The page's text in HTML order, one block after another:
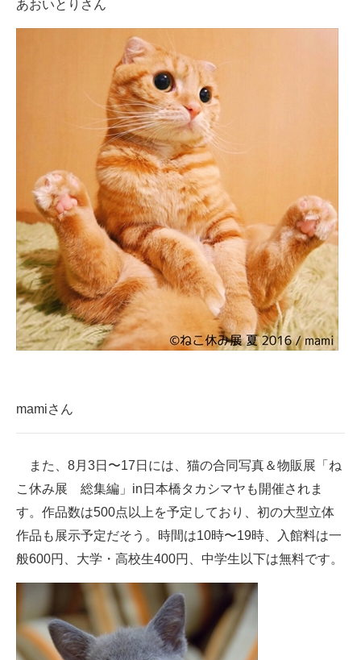
あおいとりさん
mamiさん
また、8月3日〜17日には、猫の合同写真＆物販展「ね
こ休み展 総集編」in日本橋タカシマヤも開催されま
す。作品数は500点以上を予定しており、初の大型立体
作品も展示予定だそう。時間は10時〜19時、入館料は一
般600円、大学・高校生400円、中学生以下は無料です。